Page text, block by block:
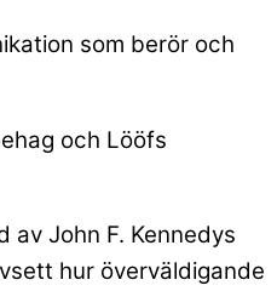
som berör och
och Lööfs
John F. Kennedys
hur överväldigande